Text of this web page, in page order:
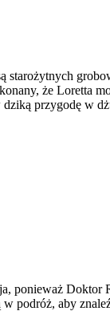
starożytnych
że Loretta
przygodę w
ponieważ
podróż, aby